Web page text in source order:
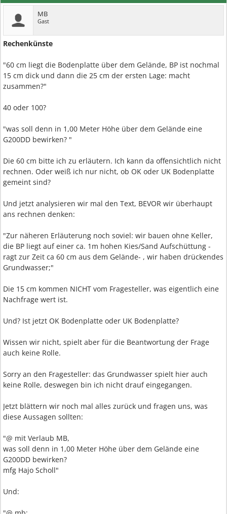
MB
Gast
Rechenkünste
"60 cm liegt die Bodenplatte über dem Gelände, BP ist nochmal
15 cm dick und dann die 25 cm der ersten Lage: macht
zusammen?"
40 oder 100?
"was soll denn in 1,00 Meter Höhe über dem Gelände eine
G200DD bewirken? "
Die 60 cm bitte ich zu erläutern. Ich kann da offensichtlich nicht
rechnen. Oder weiß ich nur nicht, ob OK oder UK Bodenplatte
gemeint sind?
Und jetzt analysieren wir mal den Text, BEVOR wir überhaupt
ans rechnen denken:
"Zur näheren Erläuterung noch soviel: wir bauen ohne Keller,
die BP liegt auf einer ca. 1m hohen Kies/Sand Aufschüttung -
ragt zur Zeit ca 60 cm aus dem Gelände- , wir haben drückendes
Grundwasser;"
Die 15 cm kommen NICHT vom Fragesteller, was eigentlich eine
Nachfrage wert ist.
Und? Ist jetzt OK Bodenplatte oder UK Bodenplatte?
Wissen wir nicht, spielt aber für die Beantwortung der Frage
auch keine Rolle.
Sorry an den Fragesteller: das Grundwasser spielt hier auch
keine Rolle, deswegen bin ich nicht drauf eingegangen.
Jetzt blättern wir noch mal alles zurück und fragen uns, was
diese Aussagen sollten:
"@ mit Verlaub MB,
was soll denn in 1,00 Meter Höhe über dem Gelände eine
G200DD bewirken?
mfg Hajo Scholl"
Und: